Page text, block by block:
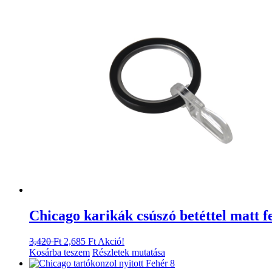
Chicago karikák csúszó betéttel matt
3,420Ft Original
price
was:
2,685 FtCurrent
price
is:
Akció!
Kosárba teszem Részletek mutatása